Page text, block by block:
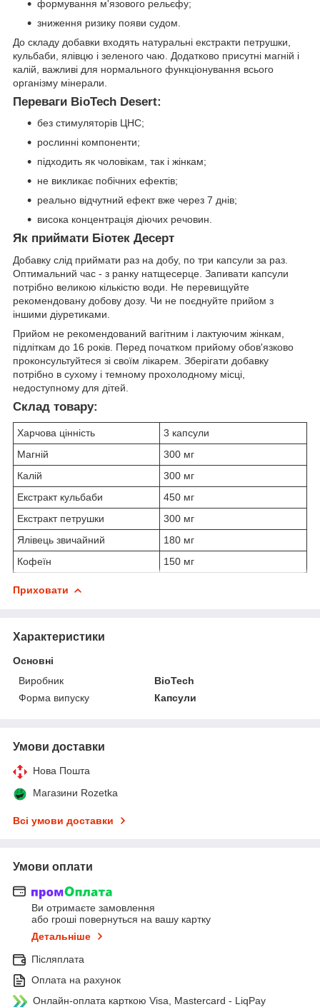
формування м'язового рельєфу;
зниження ризику появи судом.
До складу добавки входять натуральні екстракти петрушки,
кульбаби, ялівцю і зеленого чаю. Додатково присутні магній і
калій, важливі для нормального функціонування всього
організму мінерали.
Переваги BioTech Desert:
без стимуляторів ЦНС;
рослинні компоненти;
підходить як чоловікам, так і жінкам;
не викликає побічних ефектів;
реально відчутний ефект вже через 7 днів;
висока концентрація діючих речовин.
Як приймати Біотек Десерт
Добавку слід приймати раз на добу, по три капсули за раз.
Оптимальний час - з ранку натщесерце. Запивати капсули
потрібно великою кількістю води. Не перевищуйте
рекомендовану добову дозу. Чи не поєднуйте прийом з
іншими діуретиками.
Прийом не рекомендований вагітним і лактуючим жінкам,
підліткам до 16 років. Перед початком прийому обов'язково
проконсультуйтеся зі своїм лікарем. Зберігати добавку
потрібно в сухому і темному прохолодному місці,
недоступному для дітей.
Склад товару:
Харчова цінність
3 капсули
Магній
300 мг
Калій
300 мг
Екстракт кульбаби
450 мг
Екстракт петрушки
300 мг
Ялівець звичайний
180 мг
Кофеїн
150 мг
Приховати
Характеристики
Основні
Виробник
BioTech
Форма випуску
Капсули
Умови доставки
Нова Пошта
Магазини Rozetka
Всі умови доставки
Умови оплати
Ви отримаєте замовлення
або гроші повернуться на вашу картку
Детальніше
Післяплата
Оплата на рахунок
Онлайн-оплата карткою Visa, Mastercard - LiqPay